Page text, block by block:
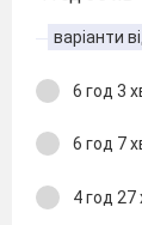
варіанти
6 год 3
6 год 7
4 год 27